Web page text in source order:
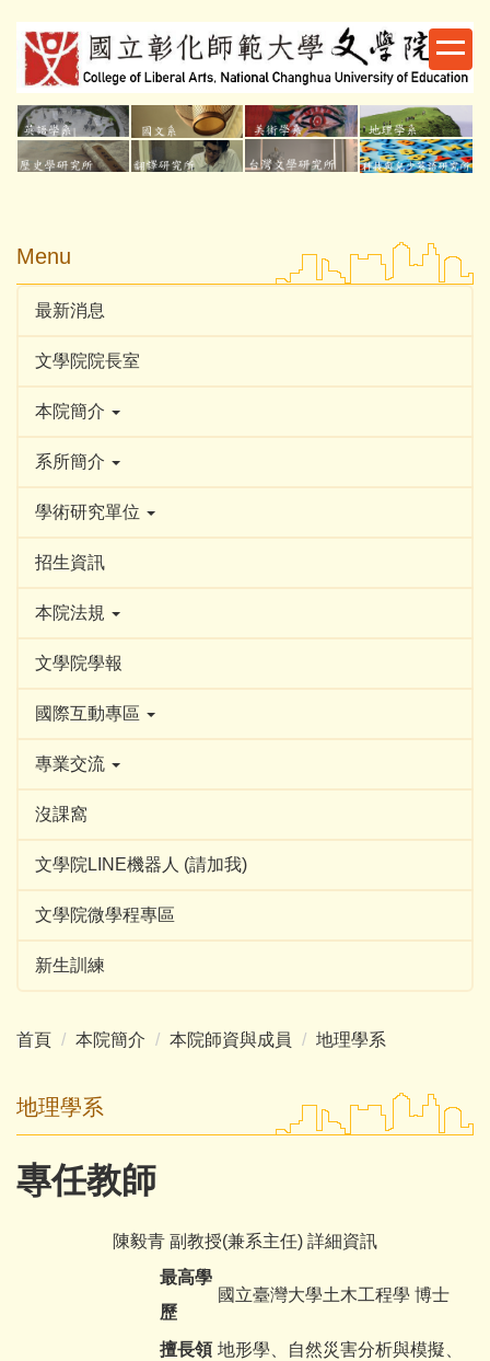
到
主
要
內
容
區
Menu
最新消息
文學院院長室
本院簡介
系所簡介
學術研究單位
招生資訊
本院法規
文學院學報
國際互動專區
專業交流
沒課窩
文學院LINE機器人 (請加我)
文學院微學程專區
新生訓練
首頁 本院簡介 本院師資與成員 地理學系
地理學系
專任教師
陳毅青 副教授(兼系主任) 詳細資訊
最高學
歷
國立臺灣大學土木工程學 博士
擅長領 地形學、自然災害分析與模擬、